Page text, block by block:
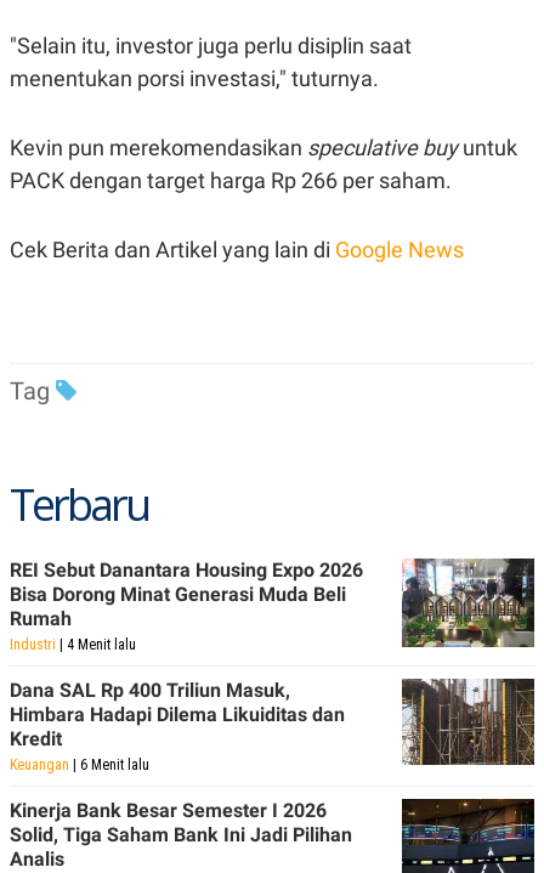
"Selain itu, investor juga perlu disiplin saat
menentukan porsi investasi," tuturnya.
Kevin pun merekomendasikan speculative buyuntuk
PACK dengan target harga Rp 266 per saham.
Cek Berita dan Artikel yang lain di Google News
Tag
Terbaru
REI Sebut Danantara Housing Expo 2026
Bisa Dorong Minat Generasi Muda Beli
Rumah
Industri | 4 Menit lalu
Dana SAL Rp 400 Triliun Masuk,
Himbara Hadapi Dilema Likuiditas dan
Kredit
Keuangan | 6 Menit lalu
Kinerja Bank Besar Semester I 2026
Solid, Tiga Saham Bank Ini Jadi Pilihan
Analis